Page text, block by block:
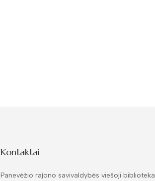
Kontaktai
Panevėžio rajono savivaldybės viešoji biblioteka